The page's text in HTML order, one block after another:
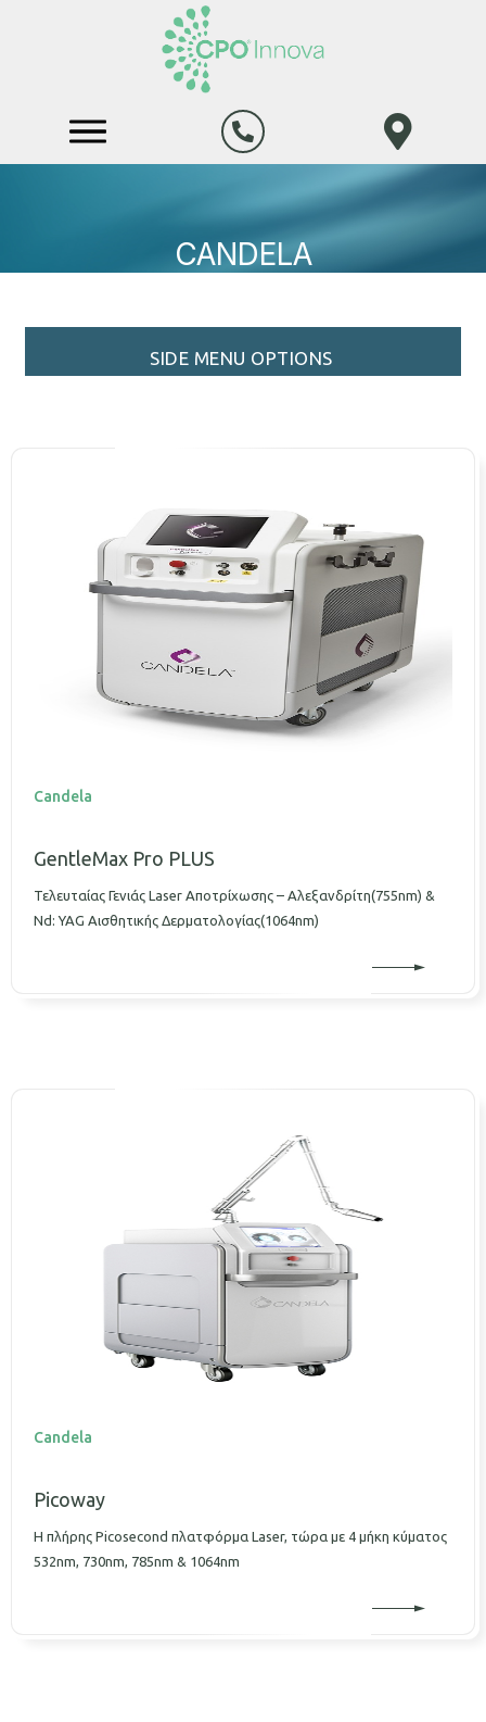
CANDELA
SIDE MENU OPTIONS
Candela
GentleMax Pro PLUS
Τελευταίας Γενιάς Laser Αποτρίχωσης – Αλεξανδρίτη(755nm) &
Nd: YAG Αισθητικής Δερματολογίας(1064nm)
Candela
Picoway
Η πλήρης Picosecond πλατφόρμα Laser, τώρα με 4 μήκη κύματος
532nm, 730nm, 785nm & 1064nm